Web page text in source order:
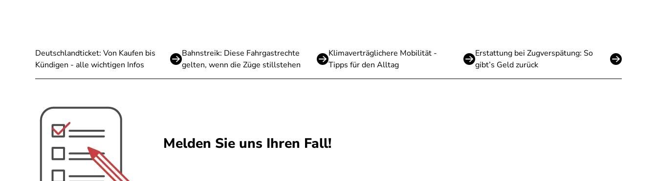
Deutschlandticket: Von Kaufen bis
Kündigen - alle wichtigen Infos
Bahnstreik: Diese Fahrgastrechte
gelten, wenn die Züge stillstehen
Klimaverträglichere Mobilität -
Tipps für den Alltag
Erstattung bei Zugverspätung: So
gibt’s Geld zurück
Melden Sie uns Ihren Fall!